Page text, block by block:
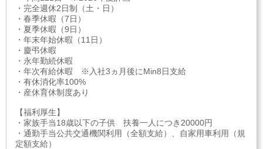
・完全週休2日制（土・日）
・春季休暇（7日）
・夏季休暇（9日）
・年末年始休暇（11日）
・慶弔休暇
・永年勤続休暇
・年次有給休暇 ※入社3ヵ月後にMin8日支給
・有休消化率100%
・産休育休制度あり
【福利厚生】
・家族手当18歳以下の子供 扶養一人につき20000円
・通勤手当公共交通機関利用（全額支給）、自家用車利用（規
定額支給）